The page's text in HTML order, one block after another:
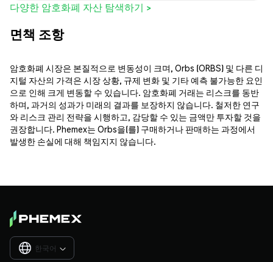
다양한 암호화폐 자산 탐색하기 >
면책 조항
암호화폐 시장은 본질적으로 변동성이 크며, Orbs (ORBS) 및 다른 디
지털 자산의 가격은 시장 상황, 규제 변화 및 기타 예측 불가능한 요인
으로 인해 크게 변동할 수 있습니다. 암호화폐 거래는 리스크를 동반
하며, 과거의 성과가 미래의 결과를 보장하지 않습니다. 철저한 연구
와 리스크 관리 전략을 시행하고, 감당할 수 있는 금액만 투자할 것을
권장합니다. Phemex는 Orbs을(를) 구매하거나 판매하는 과정에서
발생한 손실에 대해 책임지지 않습니다.
한국어 